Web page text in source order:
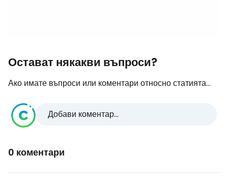
Остават някакви въпроси?
Ако имате въпроси или коментари относно статията...
Добави коментар...
0 коментари